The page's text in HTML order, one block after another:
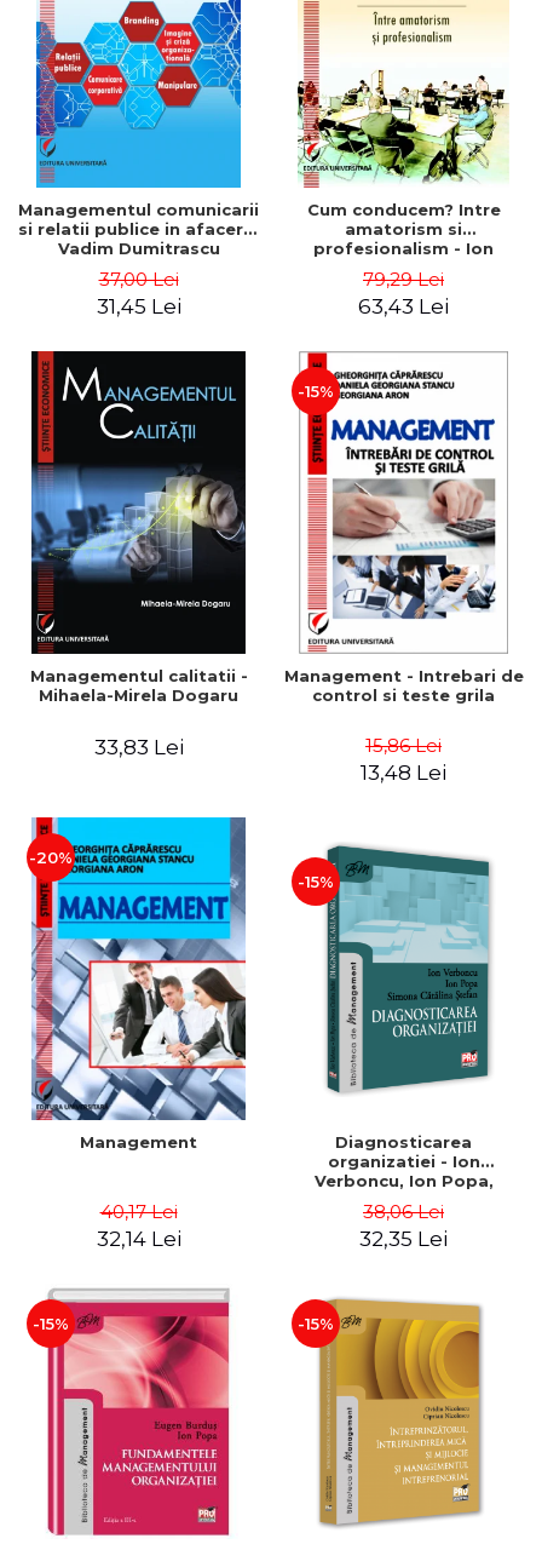
ADMINISTRATIVE
ȘTIINȚE ECONOMICE
ȘTIINȚE EXACTE
EDUCAȚIE FIZICĂ ȘI SPORT
PREUNIVERSITARIA
TIMP LIBER
ÎN CURS DE APARIȚIE
NOUTĂȚI
PACHETE DE STUDIU
PROMOȚIILE LUNII
ULTIMELE EXEMPLARE
Cum Cumpăr
Livrare
Politica de Retur
Formular de Retur
Distribuitori
Managementul comunicarii
si relatii publice in afaceri -
Vadim Dumitrascu
37,00 Lei
31,45 Lei
Cum conducem? Intre
amatorism si
profesionalism - Ion
79,29 Lei
63,43 Lei
Managementul calitatii -
Mihaela-Mirela Dogaru
33,83 Lei
-15%
Management - Intrebari de
control si teste grila
15,86 Lei
13,48 Lei
-20%
Management
40,17 Lei
32,14 Lei
-15%
Diagnosticarea
organizatiei - Ion
Verboncu, Ion Popa,
38,06 Lei
32,35 Lei
-15% -15%